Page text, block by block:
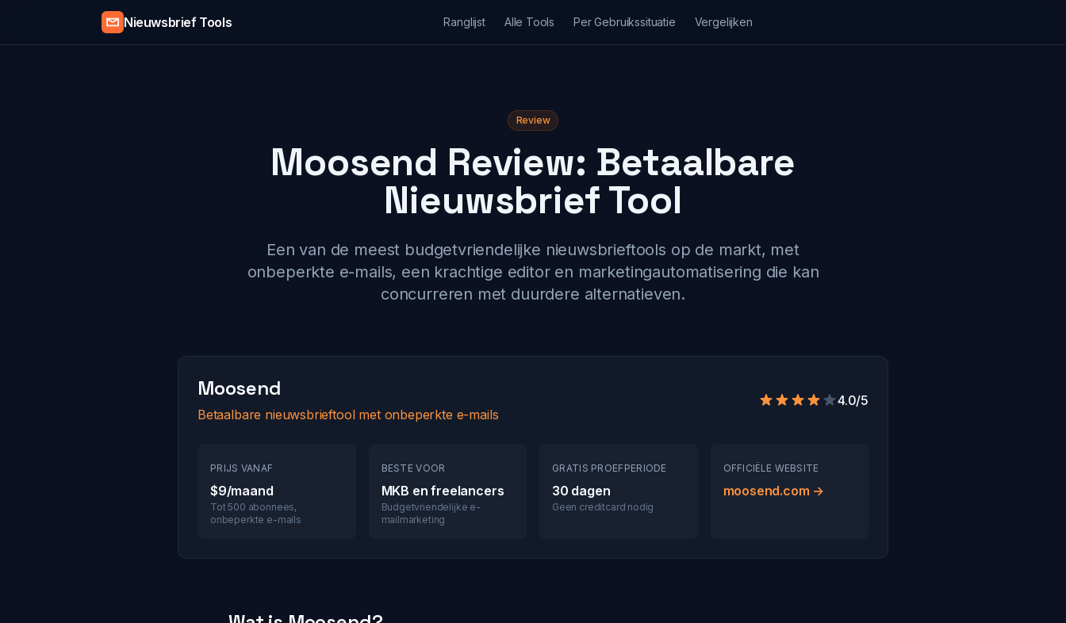
Nieuwsbrief Tools Ranglijst Alle Tools Per Gebruikssituatie Vergelijken
Review
Moosend Review: Betaalbare
Nieuwsbrief Tool
Een van de meest budgetvriendelijke nieuwsbrieftools op de markt, met
onbeperkte e-mails, een krachtige editor en marketingautomatisering die kan
concurreren met duurdere alternatieven.
Moosend
Betaalbare nieuwsbrieftool met onbeperkte e-mails
4.0/5
PRIJS VANAF
$9/maand
Tot 500 abonnees,
onbeperkte e-mails
BESTE VOOR
MKB en freelancers
Budgetvriendelijke e-
mailmarketing
GRATIS PROEFPERIODE
30 dagen
Geen creditcard nodig
OFFICIËLE WEBSITE
moosend.com →